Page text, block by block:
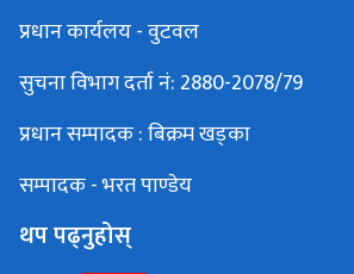
प्रधान कार्यलय - वुटवल
सुचना विभाग दर्ता नं: 2880-2078/79
प्रधान सम्पादक : बिक्रम खड्का
सम्पादक - भरत पाण्डेय
थप पढ्नुहोस्